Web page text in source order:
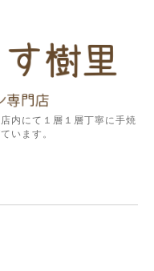
内にて１層１層丁寧に手焼
います。